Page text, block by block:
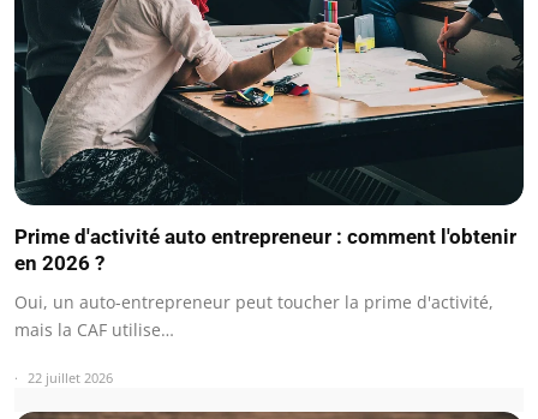
Prime d'activité auto entrepreneur : comment l'obtenir
en 2026 ?
Oui, un auto-entrepreneur peut toucher la prime d'activité,
mais la CAF utilise…
22 juillet 2026